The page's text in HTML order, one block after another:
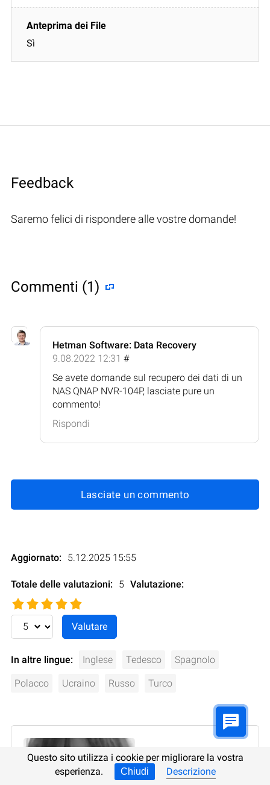
Sì
Feedback
Saremo felici di rispondere alle vostre domande!
Commenti (1)
Hetman Software: Data Recovery
9.08.2022 12:31 #
Se avete domande sul recupero dei dati di un
NAS QNAP NVR-104P, lasciate pure un
commento!
Rispondi
Lasciate un commento
Aggiornato: 5.12.2025 15:55
Totale delle valutazioni: 5 Valutazione:
In altre lingue: Inglese Tedesco Spagnolo
Polacco Ucraino Russo Turco
Questo sito utilizza i cookie per migliorare la vostra
esperienza.
Chiudi Descrizione